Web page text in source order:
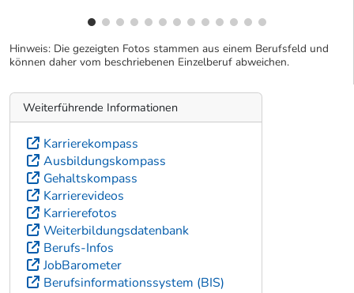
Hinweis: Die gezeigten Fotos stammen aus einem Berufsfeld und
können daher vom beschriebenen Einzelberuf abweichen.
Weiterführende Informationen
Karrierekompass
Ausbildungskompass
Gehaltskompass
Karrierevideos
Karrierefotos
Weiterbildungsdatenbank
Berufs-Infos
JobBarometer
Berufsinformationssystem (BIS)